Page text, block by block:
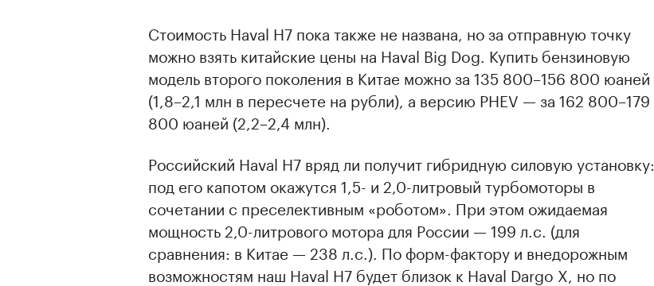
Стоимость Haval H7 пока также не названа, но за отправную точку
можно взять китайские цены на Haval Big Dog. Купить бензиновую
модель второго поколения в Китае можно за 135 800–156 800 юаней
(1,8–2,1 млн в пересчете на рубли), а версию PHEV — за 162 800–179
800 юаней (2,2–2,4 млн).
Российский Haval H7 вряд ли получит гибридную силовую установку:
под его капотом окажутся 1,5- и 2,0-литровый турбомоторы в
сочетании с преселективным «роботом». При этом ожидаемая
мощность 2,0-литрового мотора для России — 199 л.с. (для
сравнения: в Китае — 238 л.с.). По форм-фактору и внедорожным
возможностям наш Haval H7 будет близок к Haval Dargo X, но по